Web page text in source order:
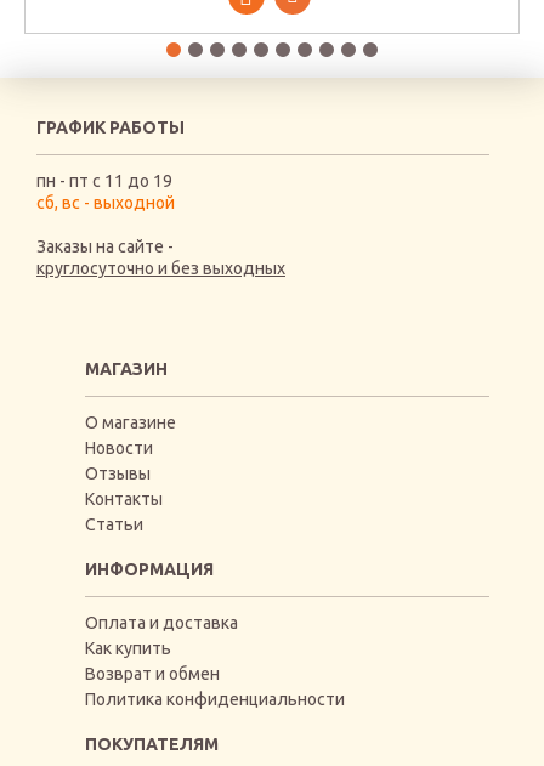
ГРАФИК РАБОТЫ
пн - пт с 11 до 19
сб, вс - выходной
Заказы на сайте -
круглосуточно и без выходных
МАГАЗИН
О магазине
Новости
Отзывы
Контакты
Статьи
ИНФОРМАЦИЯ
Оплата и доставка
Как купить
Возврат и обмен
Политика конфиденциальности
ПОКУПАТЕЛЯМ